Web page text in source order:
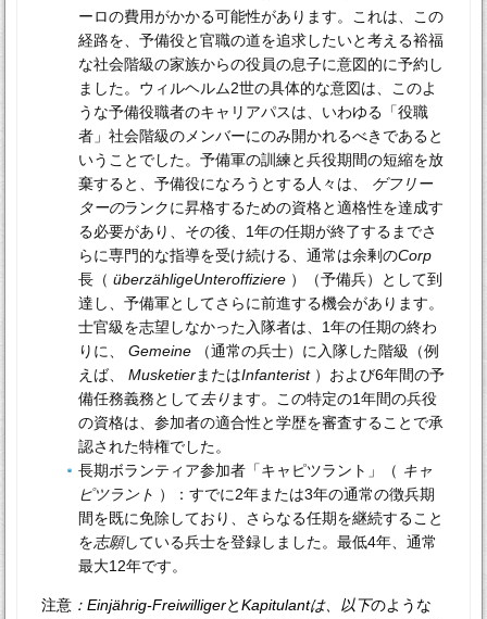
ーロの費用がかかる可能性があります。これは、この
経路を、予備役と官職の道を追求したいと考える裕福
な社会階級の家族からの役員の息子に意図的に予約し
ました。ウィルヘルム2世の具体的な意図は、このよ
うな予備役職者のキャリアパスは、いわゆる「役職
者」社会階級のメンバーにのみ開かれるべきであると
いうことでした。予備軍の訓練と兵役期間の短縮を放
棄すると、予備役になろうとする人々は、 ゲフリー
ターのランクに昇格するための資格と適格性を達成す
る必要があり、その後、1年の任期が終了するまでさ
らに専門的な指導を受け続ける、通常は余剰のCorp
長（überzähligeUnteroffiziere ）（予備兵）として到
達し、予備軍としてさらに前進する機会があります。
士官級を志望しなかった入隊者は、1年の任期の終わ
りに、Gemeine （通常の兵士）に入隊した階級（例
えば、MusketierまたはInfanterist）および6年間の予
備任務義務として去ります。この特定の1年間の兵役
の資格は、参加者の適合性と学歴を審査することで承
認された特権でした。
長期ボランティア参加者「キャピツラント」（ キャ
ピツラント ）：すでに2年または3年の通常の徴兵期
間を既に免除しており、さらなる任期を継続すること
を志願している兵士を登録しました。最低4年、通常
最大12年です。
注意 ：Einjährig-FreiwilligerとKapitulantは、以下のような